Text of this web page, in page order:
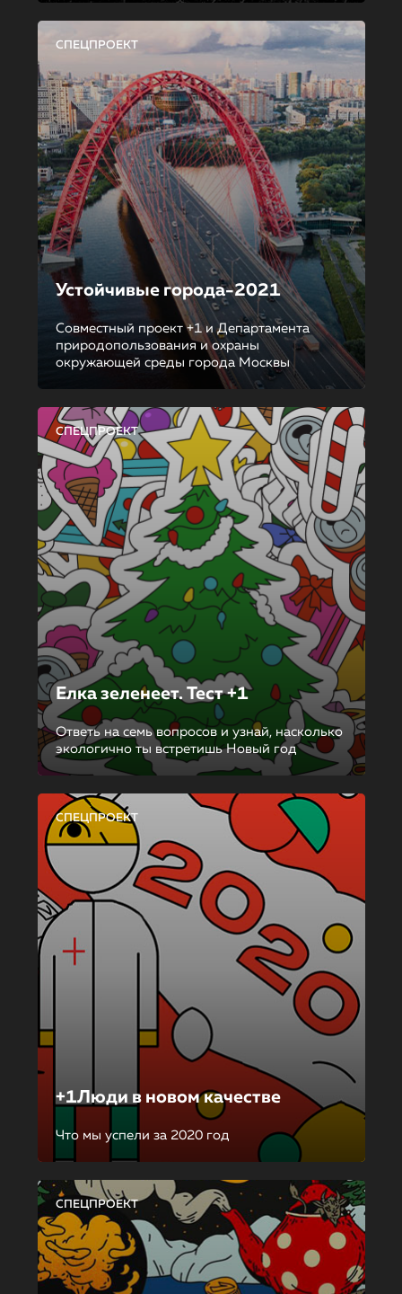
СПЕЦПРОЕКТ
Устойчивые города-2021
Совместный проект +1 и Департамента
природопользования и охраны
окружающей среды города Москвы
СПЕЦПРОЕКТ
Елка зеленеет. Тест +1
Ответь на семь вопросов и узнай, насколько
экологично ты встретишь Новый год
СПЕЦПРОЕКТ
+1Люди в новом качестве
Что мы успели за 2020 год
СПЕЦПРОЕКТ